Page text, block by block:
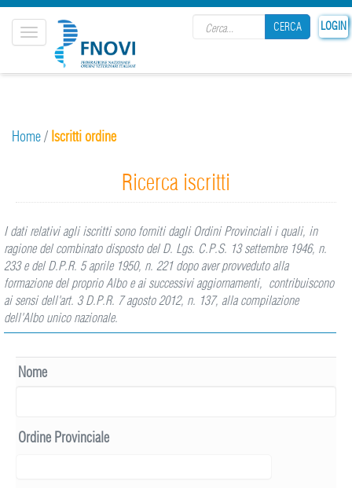
LOGIN
CERCA
Toggle
navigation
Home/ Iscritti ordine
Ricerca iscritti
I dati relativi agli iscritti sono forniti dagli Ordini Provinciali i quali, in
ragione del combinato disposto del D. Lgs. C.P.S. 13 settembre 1946, n.
233 e del D.P.R. 5 aprile 1950, n. 221 dopo aver provveduto alla
formazione del proprio Albo e ai successivi aggiornamenti, contribuiscono
ai sensi dell'art. 3 D.P.R. 7 agosto 2012, n. 137, alla compilazione
dell'Albo unico nazionale.
Nome
Ordine Provinciale